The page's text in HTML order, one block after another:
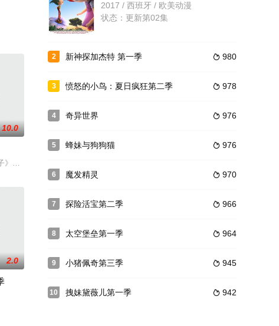
那容易动摇的弟弟马克杯人将遇上一连串麻烦事儿。
10.0
》的世界里,由一组宝石战士保护宇宙免遭邪恶力量的威胁。主人公小男孩史蒂文
2.0
2017 / 西班牙 / 欧美动漫
状态：更新第02集
2  980
新神探加杰特 第一季
3  978
愤怒的小鸟：夏日疯狂第二季
4  976
奇异世界
5  976
蜂妹与狗狗猫
6  970
魔发精灵
7  966
探险活宝第二季
8  964
太空堡垒第一季
9  945
小猪佩奇第三季
10  942
拽妹黛薇儿第一季